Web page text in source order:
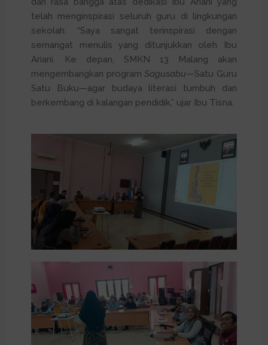
telah menginspirasi seluruh guru di lingkungan
sekolah. “Saya sangat terinspirasi dengan
semangat menulis yang ditunjukkan oleh Ibu
Ariani. Ke depan, SMKN 13 Malang akan
mengembangkan programSagusabu—Satu Guru
Satu Buku—agar budaya literasi tumbuh dan
berkembang di kalangan pendidik,” ujar Ibu Tisna.